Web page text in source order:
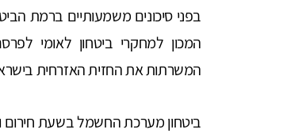
בפני סיכונים משמעותיים ברמת
המכון למחקרי ביטחון לאומי
המשרתות את החזית האזרחית
ביטחון מערכת החשמל בשעת חירום